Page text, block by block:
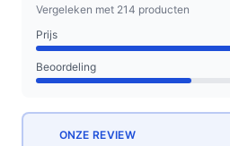
professionals die vaak
extra hulp en veiligheid
of op kantoor, je hebt altijd
De Steen. videodeurbel
Vergeleken met 214 producten
Prijs
Beoordeling
ONZE REVIEW